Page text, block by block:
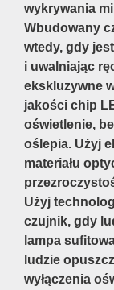
wykrywania
Wbudowany
wtedy, gdy
i uwalniając
ekskluzywne
jakości chip
oświetlenie,
oślepia. Użyj
materiału
Użyj
czujnik, gdy
lampa
ludzie
wyłączenia